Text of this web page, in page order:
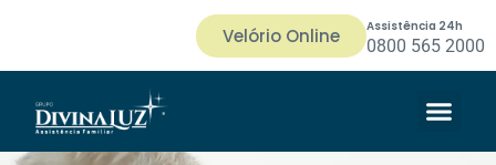
Velório Online Assistência 24h
0800 565 2000